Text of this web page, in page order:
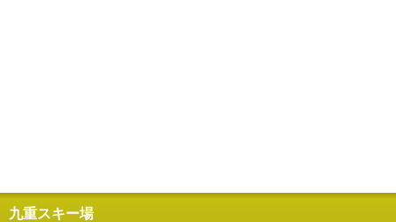
九重スキー場